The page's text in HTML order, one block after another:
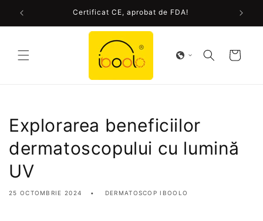
Sari la
Certificat CE, aprobat de FDA!
Cart
Explorarea beneficiilor
dermatoscopului cu lumină
UV
25 OCTOMBRIE 2024 DERMATOSCOP IBOOLO